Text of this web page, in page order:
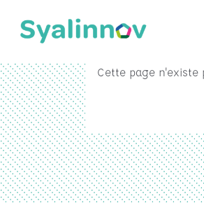
Cette page